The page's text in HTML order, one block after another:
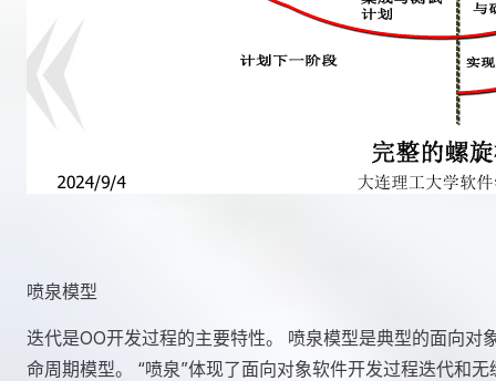
喷泉模型
迭代是OO开发过程的主要特性。 喷泉模型是典型的面向对
命周期模型。 “喷泉”体现了面向对象软件开发过程迭代和无